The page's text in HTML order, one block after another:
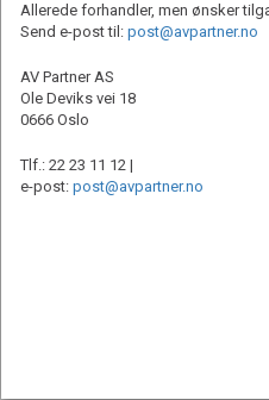
Allerede forhandler, men ønsker
Send e-post til: post@avpartner.no
AV Partner AS
Ole Deviks vei 18
0666 Oslo
Tlf.: 22 23 11 12 |
e-post: post@avpartner.no